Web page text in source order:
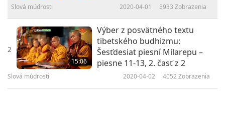
Slová múdrosti 2020-04-01 5933 Zobrazenia
2
15:06
Výber z posvätného textu
tibetského budhizmu:
Šesťdesiat piesní Milarepu –
piesne 11-13, 2. časť z 2
Slová múdrosti 2020-04-02 4052 Zobrazenia